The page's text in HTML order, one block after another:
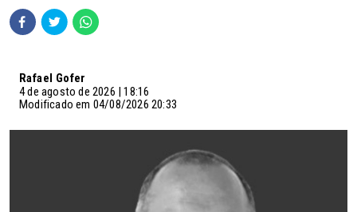
Rafael Gofer
4 de agosto de 2026 | 18:16
Modificado em 04/08/2026 20:33